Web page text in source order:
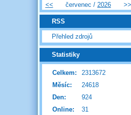
<<
červenec / 2026 >>
RSS
Přehled zdrojů
Statistiky
Online: 31
Celkem:
2313672
Měsíc:
24618
Den:
924